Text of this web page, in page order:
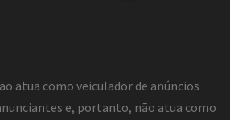
atua como veiculador de anúncios
e, portanto, não atua como